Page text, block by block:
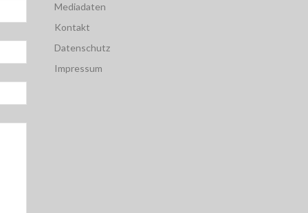
Mediadaten
Kontakt
Datenschutz
Impressum